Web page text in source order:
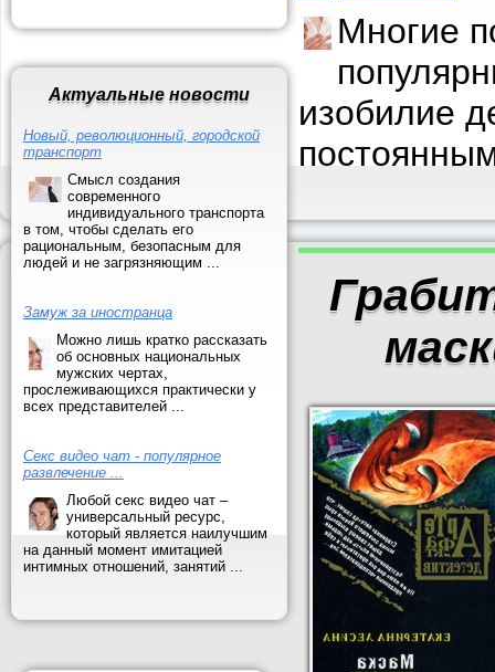
Актуальные новости
Новый, революционный, городской
транспорт
Смысл создания
современного
индивидуального транспорта
в том, чтобы сделать его
рациональным, безопасным для
людей и не загрязняющим ...
Замуж за иностранца
Можно лишь кратко рассказать
об основных национальных
мужских чертах,
прослеживающихся практически у
всех представителей ...
Секс видео чат - популярное
развлечение ...
Любой секс видео чат –
универсальный ресурс,
который является наилучшим
на данный момент имитацией
интимных отношений, занятий ...
Многие
изобилие